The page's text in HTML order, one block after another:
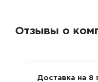
Отзывы о
Доставка на 8